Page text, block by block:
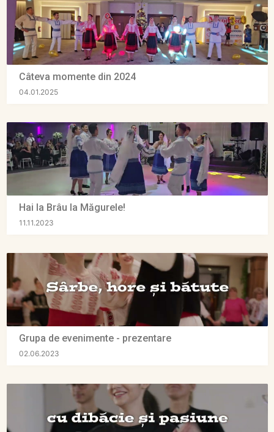
Câteva momente din 2024
04.01.2025
Hai la Brâu la Măgurele!
11.11.2023
Grupa de evenimente - prezentare
02.06.2023